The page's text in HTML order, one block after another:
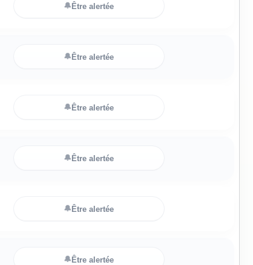
🔔Être alertée
🔔Être alertée
🔔Être alertée
🔔Être alertée
🔔Être alertée
🔔Être alertée